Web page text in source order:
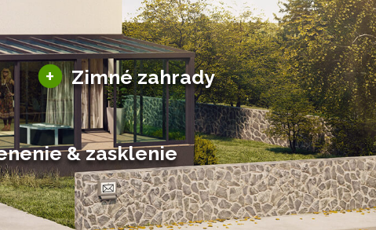
+ Zimné zahrady
Sezónne zimné záhrady
Hliníkové zimné záhrady
Posuvné zimné záhrady
Solárne zimné záhrady
& zasklenie